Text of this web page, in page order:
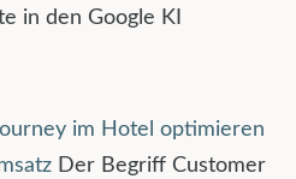
in den Google KI
im Hotel optimieren
Der Begriff Customer